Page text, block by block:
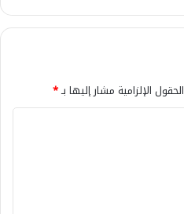
الحقول الإلزامية مشار إليها بـ*